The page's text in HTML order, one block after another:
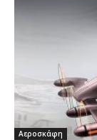
Αεροσκάφη